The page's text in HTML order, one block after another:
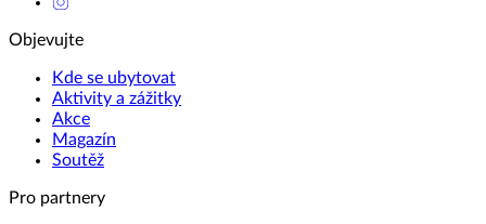
Objevujte
Kde se ubytovat
Aktivity a zážitky
Akce
Magazín
Soutěž
Pro partnery